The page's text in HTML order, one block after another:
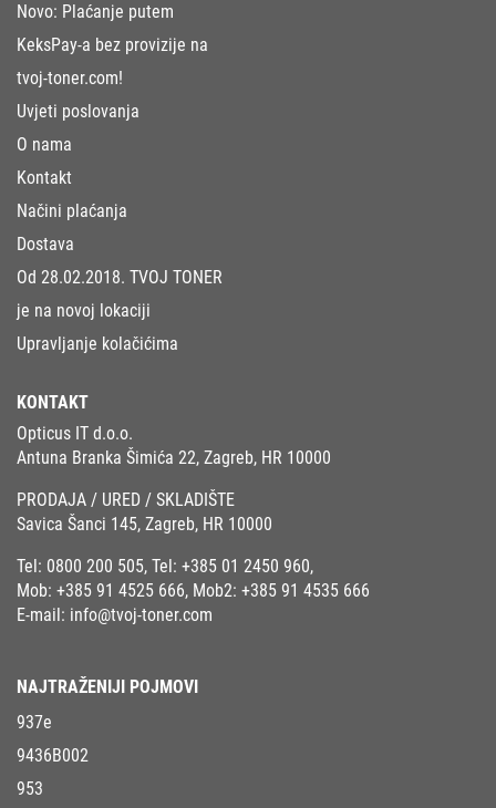
Novo: Plaćanje putem
KeksPay-a bez provizije na
tvoj-toner.com!
Uvjeti poslovanja
O nama
Kontakt
Načini plaćanja
Dostava
Od 28.02.2018. TVOJ TONER
je na novoj lokaciji
Upravljanje kolačićima
KONTAKT
Opticus IT d.o.o.
Antuna Branka Šimića 22, Zagreb, HR 10000
PRODAJA / URED / SKLADIŠTE
Savica Šanci 145, Zagreb, HR 10000
Tel: 0800 200 505, Tel: +385 01 2450 960,
Mob: +385 91 4525 666, Mob2: +385 91 4535 666
E-mail: info@tvoj-toner.com
NAJTRAŽENIJI POJMOVI
937e
9436B002
953